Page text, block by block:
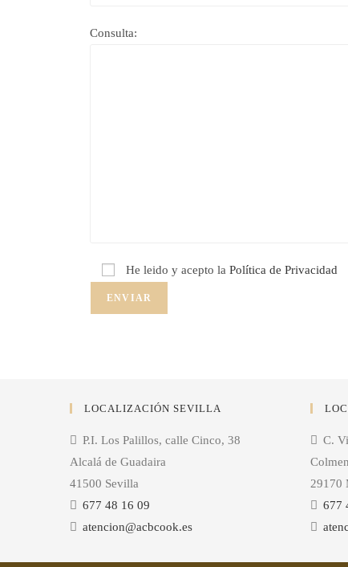
Consulta:
He leido y acepto la Política de Privacidad
LOCALIZACIÓN SEVILLA
P.I. Los Palillos, calle Cinco, 38
Alcalá de Guadaira
41500 Sevilla
677 48 16 09
atencion@acbcook.es
C.
29170
677